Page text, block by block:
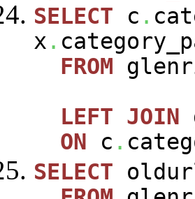
SELECT c .
x .
FROM
LEFT JOIN
ON c .
SELECT